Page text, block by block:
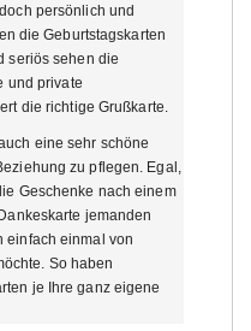
persönlich und
die Geburtstagskarten
seriös sehen die
und private
die richtige Grußkarte.
eine sehr schöne
zu pflegen. Egal,
Geschenke nach einem
jemanden
einfach einmal von
So haben
je Ihre ganz eigene